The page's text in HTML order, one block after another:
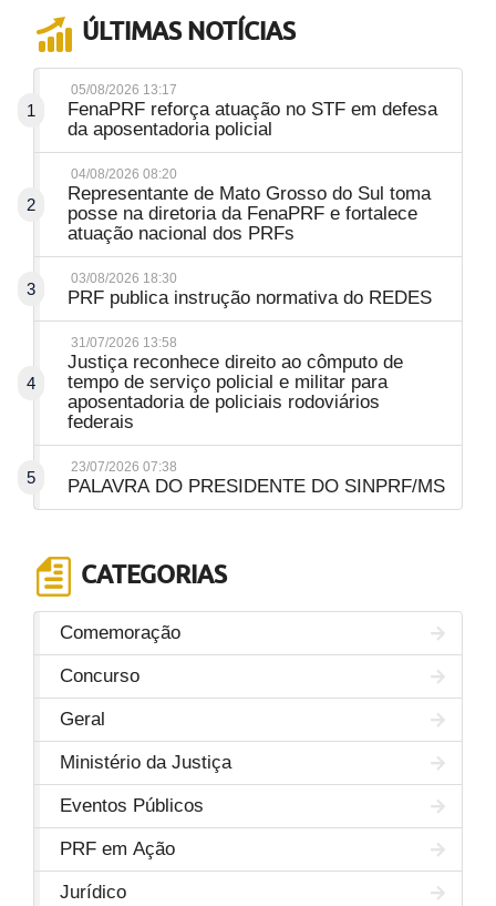
ÚLTIMAS NOTÍCIAS
1
05/08/2026 13:17
FenaPRF reforça atuação no STF em defesa
da aposentadoria policial
2
04/08/2026 08:20
Representante de Mato Grosso do Sul toma
posse na diretoria da FenaPRF e fortalece
atuação nacional dos PRFs
3
03/08/2026 18:30
PRF publica instrução normativa do REDES
4
31/07/2026 13:58
Justiça reconhece direito ao cômputo de
tempo de serviço policial e militar para
aposentadoria de policiais rodoviários
federais
5
23/07/2026 07:38
PALAVRA DO PRESIDENTE DO SINPRF/MS
CATEGORIAS
Comemoração
Concurso
Geral
Ministério da Justiça
Eventos Públicos
PRF em Ação
Jurídico